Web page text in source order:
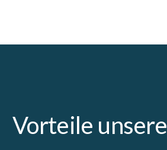
Vorteile